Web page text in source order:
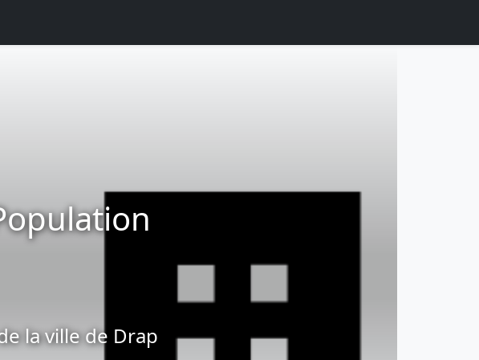
la ville de Drap